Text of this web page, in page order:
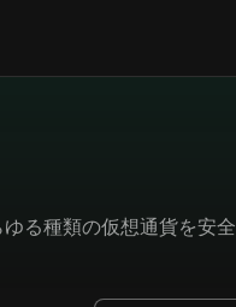
る種類の仮想通貨を安全